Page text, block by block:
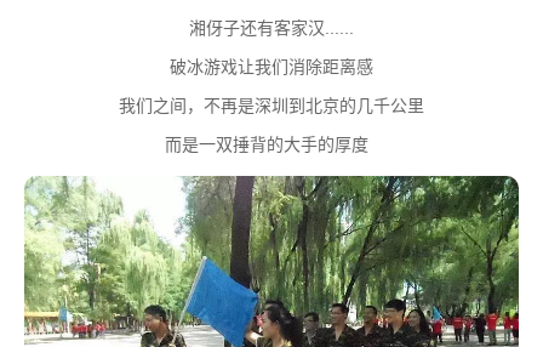
湘伢子还有客家汉......
破冰游戏让我们消除距离感
我们之间，不再是深圳到北京的几千公里
而是一双捶背的大手的厚度